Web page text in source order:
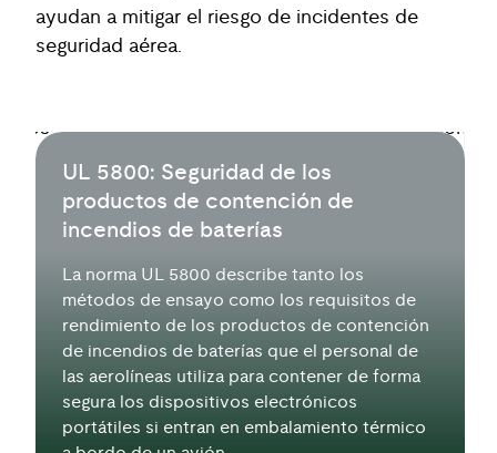
ayudan a mitigar el riesgo de incidentes de
seguridad aérea.
UL 5800: Seguridad de los
productos de contención de
incendios de baterías
La norma UL 5800 describe tanto los
métodos de ensayo como los requisitos de
rendimiento de los productos de contención
de incendios de baterías que el personal de
las aerolíneas utiliza para contener de forma
segura los dispositivos electrónicos
portátiles si entran en embalamiento térmico